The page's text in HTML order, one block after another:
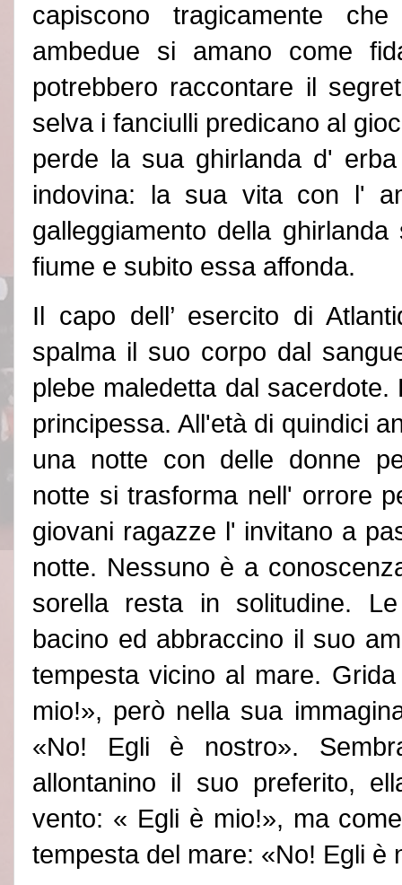
capiscono tragicamente
ambedue si amano come
potrebbero raccontare il
selva i fanciulli predicano al
perde la sua ghirlanda d'
indovina: la sua vita con l '
galleggiamento della
fiume e subito essa affonda.
Il capo dell’ esercito di
spalma il suo corpo dal
plebe maledetta dal
principessa. All 'età di quindici
una notte con delle donne
notte si trasforma nell ' orrore
giovani ragazze l ' invitano a
notte. Nessuno è a
sorella resta in solitudine.
bacino ed abbraccino il suo
tempesta vicino al mare.
mio!», però nella sua
«No! Egli è nostro».
allontanino il suo preferito,
vento: « Egli è mio!», ma
tempesta del mare: «No! Egli è